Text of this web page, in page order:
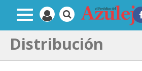
Distribución